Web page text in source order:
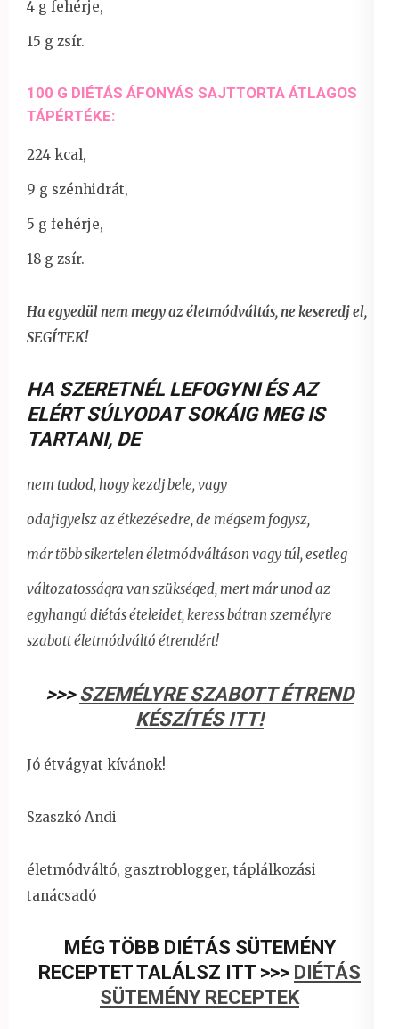
4 g fehérje,
15 g zsír.
100 G DIÉTÁS ÁFONYÁS SAJTTORTA ÁTLAGOS
TÁPÉRTÉKE:
224 kcal,
9 g szénhidrát,
5 g fehérje,
18 g zsír.
Ha egyedül nem megy az életmódváltás, ne keseredj el,
SEGÍTEK!
HA SZERETNÉL LEFOGYNI ÉS AZ
ELÉRT SÚLYODAT SOKÁIG MEG IS
TARTANI, DE
nem tudod, hogy kezdj bele, vagy
odafigyelsz az étkezésedre, de mégsem fogysz,
már több sikertelen életmódváltáson vagy túl, esetleg
változatosságra van szükséged, mert már unod az
egyhangú diétás ételeidet,keress bátran személyre
szabott életmódváltó étrendért!
>>>SZEMÉLYRE SZABOTT ÉTREND
KÉSZÍTÉS ITT!
Jó étvágyat kívánok!
Szaszkó Andi
életmódváltó, gasztroblogger, táplálkozási
tanácsadó
MÉG TÖBB DIÉTÁS SÜTEMÉNY
RECEPTET TALÁLSZ ITT >>> DIÉTÁS
SÜTEMÉNY RECEPTEK